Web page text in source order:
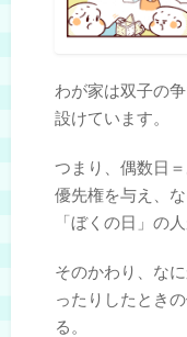
わが家は双子の
設けています。
つまり、偶数日
優先権を与え、
「ぼくの日」の
そのかわり、な
ったりしたとき
る。